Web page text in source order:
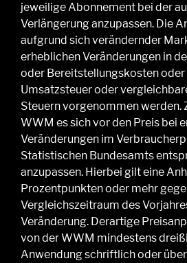
jeweilige Abonnement bei der
Verlängerunganzupassen. Die
aufgrund sich verändernder
erheblichen Veränderungen in
oder Bereitstellungskosten
Umsatzsteuer oder
Steuernvorgenommen werden.
WWM essich vor den Preis bei
Veränderungen im
Statistischen Bundesamts ent
anzupassen. Hierbei gilt eine
Prozentpunkten oder mehr
Vergleichszeitraum des
Veränderung. Derartige
von der WWM mindestens
Anwendung schriftlichoder